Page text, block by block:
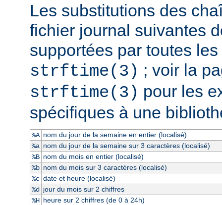
Les substitutions des
fichier journal suivantes
supportées par toutes
strftime(3) ; voir la
strftime(3) pour les
spécifiques à une
%A nom du jour de la semaine en entier (localisé)
%a nom du jour de la semaine sur 3 caractères (localisé)
%B nom du mois en entier (localisé)
%b nom du mois sur 3 caractères (localisé)
%c date et heure (localisé)
%d
jour du mois sur 2 chiffres
%H heure sur 2 chiffres (de 0 à 24h)